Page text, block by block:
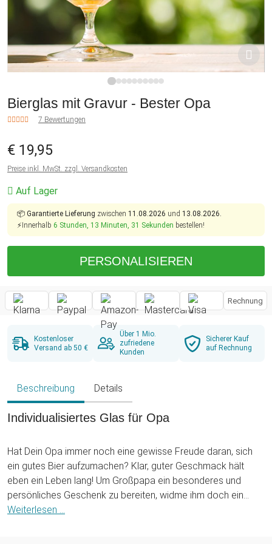
Bierglas mit Gravur - Bester Opa
7 Bewertungen
€ 19,95
Preise inkl. MwSt. zzgl. Versandkosten
Auf Lager
📦 Garantierte Lieferung zwischen 11.08.2026 und 13.08.2026.
⚡Innerhalb 6 Stunden, 13 Minuten, 31 Sekunden bestellen!
PERSONALISIEREN
Rechnung
Kostenloser
Versand ab 50 €
Über 1 Mio.
zufriedene
Kunden
Sicherer Kauf
auf Rechnung
Beschreibung Details
Individualisiertes Glas für Opa
Hat Dein Opa immer noch eine gewisse Freude daran, sich
ein gutes Bier aufzumachen? Klar, guter Geschmack hält
eben ein Leben lang! Um Großpapa ein besonderes und
persönliches Geschenk zu bereiten, widme ihm doch ein
eigenes hochwertiges Bierglas - extra graviert mit Widmung
Weiterlesen ...